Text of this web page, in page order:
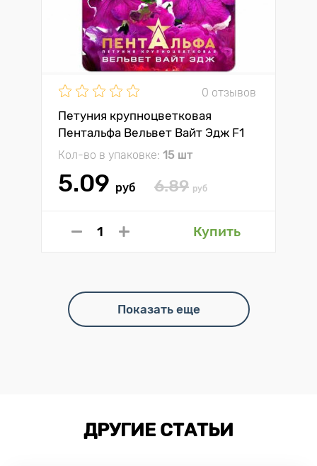
0 отзывов
Петуния крупноцветковая
Пентальфа Вельвет Вайт Эдж F1
Биотехника
Кол-во в упаковке: 15 шт
5.09 руб 6.89 руб
Купить
Показать еще
ДРУГИЕ СТАТЬИ